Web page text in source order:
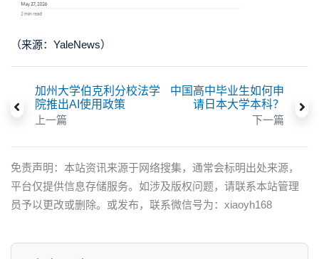
（来源：YaleNews）
加州大学伯克利分校法学
院推出AI使用政策
上一篇
中国高中毕业生如何申
请日本大学本科？
下一篇
免责声明：本站资讯来源于网络搜集，通常会标明出处来源，
平台仅提供信息存储服务。如涉及版权问题，请联系本站管理
员予以更改或删除。或发布，联系微信号为：xiaoyh168